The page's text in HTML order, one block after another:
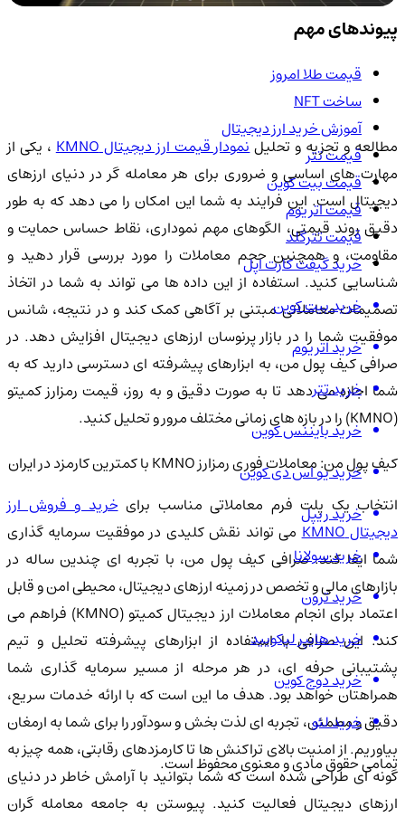
مطالعه و تجزیه و تحلیلنمودار قیمت ارز دیجیتال KMNO
، یکی از
مهارت های اساسی و ضروری برای هر معامله گر در دنیای ارزهای
دیجیتال است. این فرایند به شما این امکان را می دهد که به طور
دقیق روند قیمتی، الگوهای مهم نموداری، نقاط حساس حمایت و
مقاومت، و همچنین حجم معاملات را مورد بررسی قرار دهید و
شناسایی کنید. استفاده از این داده ها می تواند به شما در اتخاذ
تصمیمات معاملاتی مبتنی بر آگاهی کمک کند و در نتیجه، شانس
موفقیت شما را در بازار پرنوسان ارزهای دیجیتال افزایش دهد. در
صرافی کیف پول من، به ابزارهای پیشرفته ای دسترسی دارید که به
شما اجازه می دهد تا به صورت دقیق و به روز، قیمت رمزارز کمیتو
کیف پول من: معاملات فوری رمزارز KMNO با کمترین کارمزد در ایران
انتخاب یک پلت فرم معاملاتی مناسب برای خرید و فروش ارز
دیجیتال KMNO
می تواند نقش کلیدی در موفقیت سرمایه گذاری
شما ایفا کند. صرافی کیف پول من، با تجربه ای چندین ساله در
بازارهای مالی و تخصص در زمینه ارزهای دیجیتال، محیطی امن و قابل
اعتماد برای انجام معاملات ارز دیجیتال کمیتو (KMNO) فراهم می
کند. این صرافی با استفاده از ابزارهای پیشرفته تحلیل و تیم
پشتیبانی حرفه ای، در هر مرحله از مسیر سرمایه گذاری شما
همراهتان خواهد بود. هدف ما این است که با ارائه خدمات سریع،
دقیق و مطمئن، تجربه ای لذت بخش و سودآور را برای شما به ارمغان
بیاوریم. از امنیت بالای تراکنش ها تا کارمزدهای رقابتی، همه چیز به
گونه ای طراحی شده است که شما بتوانید با آرامش خاطر در دنیای
ارزهای دیجیتال فعالیت کنید. پیوستن به جامعه معامله گران
پیوندهای مهم
قیمت طلا امروز
ساخت NFT
آموزش خرید ارز دیجیتال
قیمت تتر
قیمت بیت کوین
قیمت اتریوم
قیمت تترگلد
خرید گیفت کارت اپل
خرید بیت کوین
خرید اتریوم
خرید تتر
خرید بایننس کوین
خرید یو اس دی کوین
خرید ریپل
خرید سولانا
خرید ترون
خرید هایپر لیکویید
خرید دوج کوین
خرید لئو
تمامی حقوق مادی و معنوی محفوظ است.